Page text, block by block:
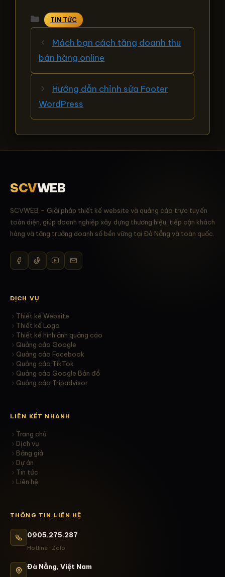
Danh
mục
TIN TỨC
Mách bạn cách tăng doanh thu
bán hàng online
Hướng dẫn chỉnh sửa Footer
WordPress
SCVWEB
SCVWEB – Giải pháp thiết kế website và quảng cáo trực tuyến
toàn diện, giúp doanh nghiệp xây dựng thương hiệu, tiếp cận khách
hàng và tăng trưởng doanh số bền vững tại Đà Nẵng và toàn quốc.
DỊCH VỤ
Thiết kế Website
Thiết kế Logo
Thiết kế hình ảnh quảng cáo
Quảng cáo Google
Quảng cáo Facebook
Quảng cáo TikTok
Quảng cáo Google Bản đồ
Quảng cáo Tripadvisor
LIÊN KẾT NHANH
Trang chủ
Dịch vụ
Bảng giá
Dự án
Tin tức
Liên hệ
THÔNG TIN LIÊN HỆ
0905.275.287
Hotline · Zalo
Đà Nẵng, Việt Nam